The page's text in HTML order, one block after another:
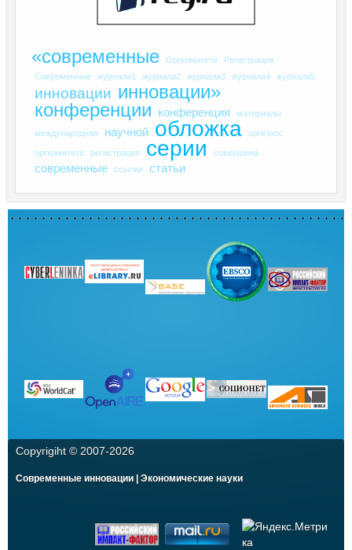
«современные Оргкомитете
Регистрация
Современные
журнала1 журнала2 журнала3 журнала4 журнала5
инновации инновации»
конференции
конференция материалы
международная научной обложка оргвзнос
оргкомитете регистрация серии совершена
современные ссылки статьи
Copyrigiht © 2007-2026
Современные инновации | Экономические науки